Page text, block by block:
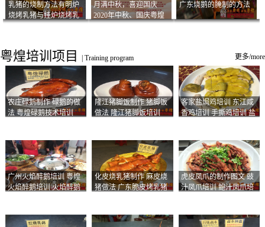
乳猪的烧制方法有明炉
烧烤乳猪与挂炉烧烤乳
月满中秋，喜迎国庆
2020年中秋、国庆粤煌
广东烧鹅的腌制的方法
粤煌培训项目 Training program 更多/more
农庄碌鹅制作 碌鹅的做
法 粤煌碌鹅技术培训
隆江猪脚饭制作 猪脚饭
做法 隆江猪脚饭培训
客家盐焗鸡培训 东江咸
香鸡培训 手撕鸡培训 盐
广州火焰醉鹅培训 粤煌
火焰醉鹅培训 火焰醉鹅
化皮烧乳猪制作 麻皮烧
猪做法 广东脆皮烤乳猪
虎皮凤爪的制作图文 豉
汁凤爪培训 鲍汁凤爪培